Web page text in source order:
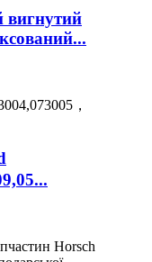
вигнутий